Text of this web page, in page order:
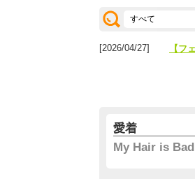
[2026/07/28] 【ラ
[2026/04/27] 【フ
愛着
My Hair is Bad